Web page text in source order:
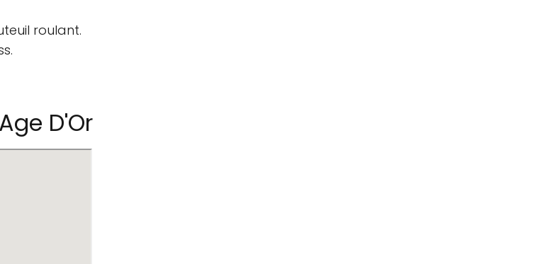
roulant.
D'Or